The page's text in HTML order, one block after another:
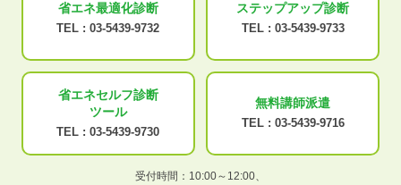
省エネ最適化診断
TEL : 03-5439-9732
ステップアップ診断
TEL : 03-5439-9733
省エネセルフ診断
ツール
TEL : 03-5439-9730
無料講師派遣
TEL : 03-5439-9716
受付時間：10:00～12:00、